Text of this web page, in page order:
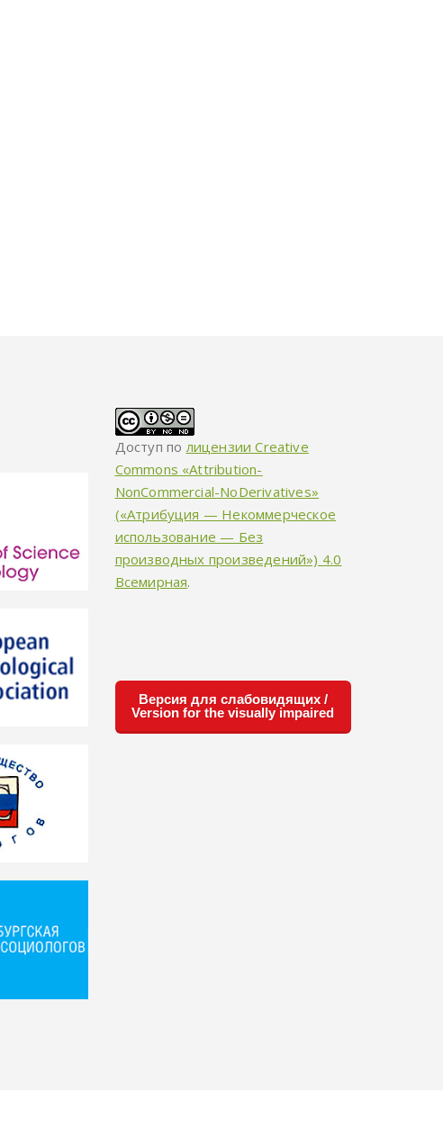
Доступ по лицензии Creative
Commons «Attribution-
NonCommercial-NoDerivatives»
(«Атрибуция — Некоммерческое
использование — Без
производных произведений») 4.0
Всемирная.
Версия для слабовидящих /
Version for the visually impaired